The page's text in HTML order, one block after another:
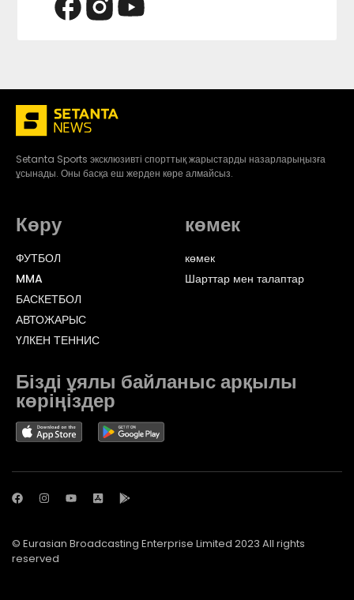
Setanta Sports эксклюзивті спорттық жарыстарды назарларыңызға
ұсынады. Оны басқа еш жерден көре алмайсыз.
Көру
ФУТБОЛ
MMA
БАСКЕТБОЛ
АВТОЖАРЫС
ҮЛКЕН ТЕННИС
көмек
көмек
Шарттар мен талаптар
Бізді ұялы байланыс арқылы
көріңіздер
© Eurasian Broadcasting Enterprise Limited 2023 All rights
reserved